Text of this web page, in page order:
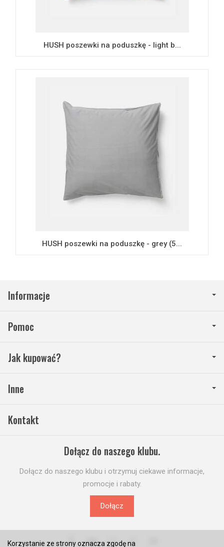
HUSH poszewki na poduszkę - light b...
HUSH poszewki na poduszkę - grey (5...
Informacje
Pomoc
Jak kupować?
Inne
Kontakt
Dołącz do naszego klubu.
Dołącz do naszego klubu i otrzymuj ciekawe informacje,
promocje i rabaty.
Dołącz
Korzystanie ze strony oznacza zgodę na